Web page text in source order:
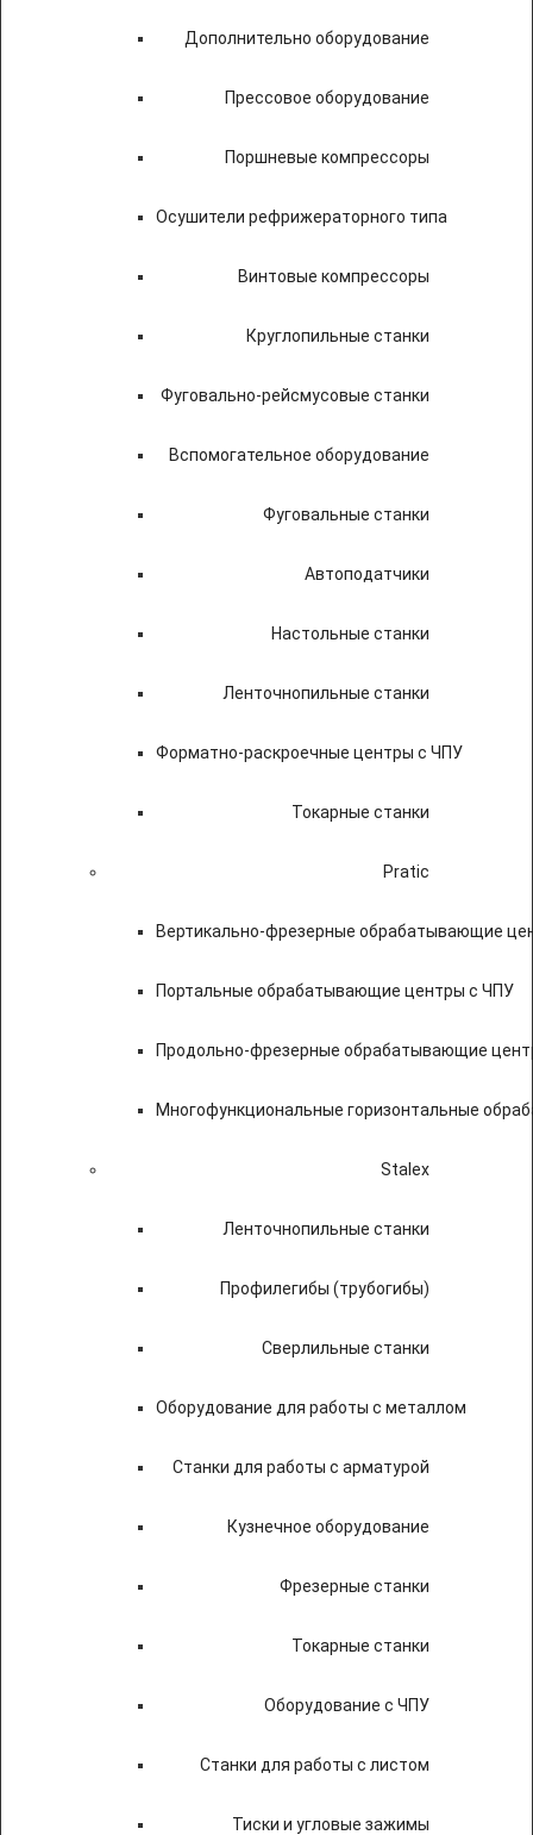
Дополнительно оборудование
Прессовое оборудование
Поршневые компрессоры
Осушители рефрижераторного типа
Винтовые компрессоры
Круглопильные станки
Фуговально-рейсмусовые станки
Вспомогательное оборудование
Фуговальные станки
Автоподатчики
Настольные станки
Ленточнопильные станки
Форматно-раскроечные центры с ЧПУ
Токарные станки
Pratic
Вертикально-фрезерные обрабатывающие
Портальные обрабатывающие центры с ЧПУ
Продольно-фрезерные обрабатывающие
Многофункциональные горизонтальные
Stalex
Ленточнопильные станки
Профилегибы (трубогибы)
Сверлильные станки
Оборудование для работы с металлом
Станки для работы с арматурой
Кузнечное оборудование
Фрезерные станки
Токарные станки
Оборудование с ЧПУ
Станки для работы с листом
Тиски и угловые зажимы